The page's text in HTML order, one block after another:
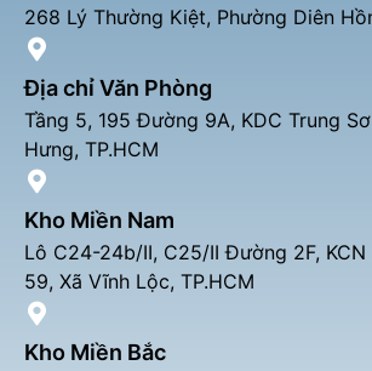
268 Lý Thường Kiệt, Phường Diên
Địa chỉ Văn Phòng
Tầng 5, 195 Đường 9A, KDC Trung
Hưng, TP.HCM
Kho Miền Nam
Lô C24-24b/II, C25/II Đường 2F,
59, Xã Vĩnh Lộc, TP.HCM
Kho Miền Bắc